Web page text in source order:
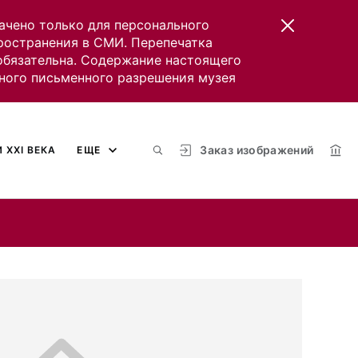
только для персонального
в СМИ. Перепечатка
Содержание настоящего
письменного разрешения музея
Заказ изображений
ВЕКА ЕЩЕ